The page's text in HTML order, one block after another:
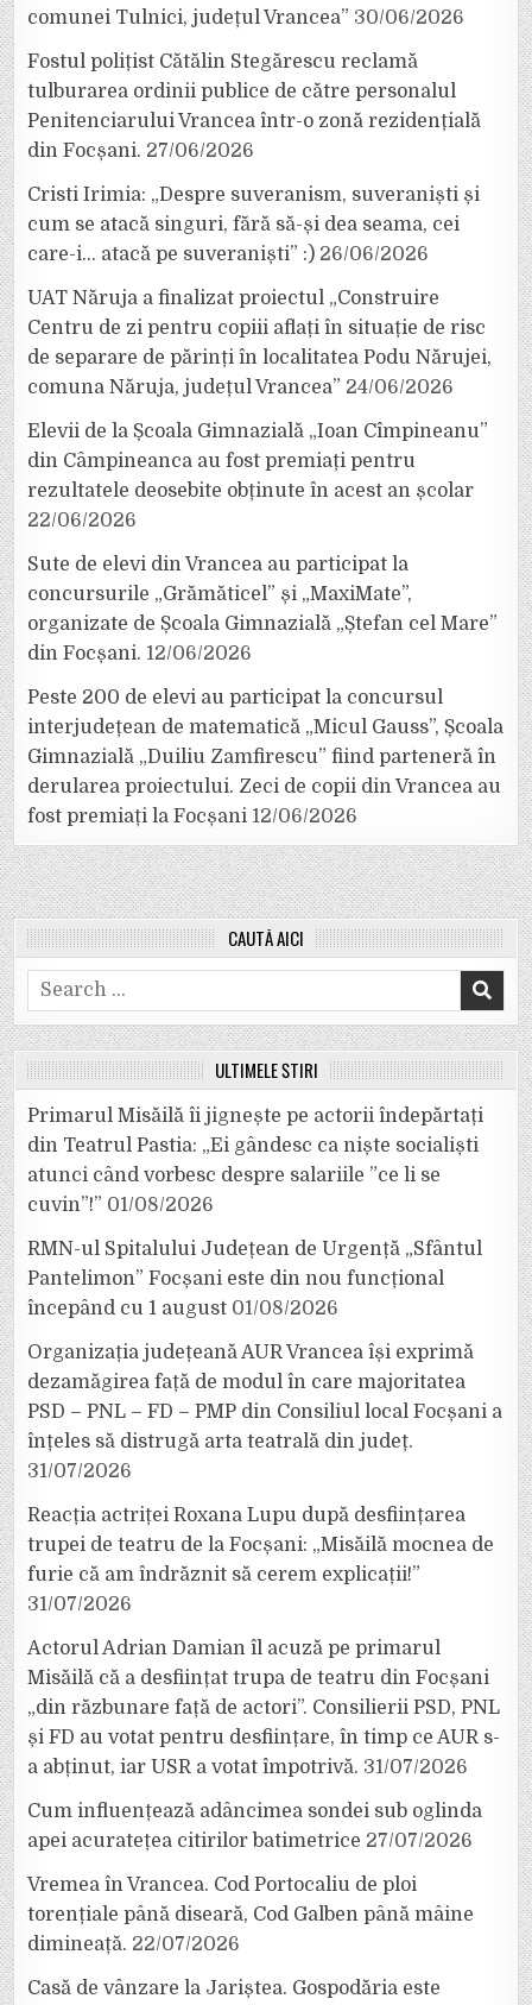
comunei Tulnici, județul Vrancea” 30/06/2026
Fostul polițist Cătălin Stegărescu reclamă
tulburarea ordinii publice de către personalul
Penitenciarului Vrancea într-o zonă rezidențială
din Focșani. 27/06/2026
Cristi Irimia: „Despre suveranism, suveraniști și
cum se atacă singuri, fără să-și dea seama, cei
care-i… atacă pe suveraniști” :) 26/06/2026
UAT Năruja a finalizat proiectul „Construire
Centru de zi pentru copiii aflați în situație de risc
de separare de părinți în localitatea Podu Nărujei,
comuna Năruja, județul Vrancea” 24/06/2026
Elevii de la Școala Gimnazială „Ioan Cîmpineanu”
din Câmpineanca au fost premiați pentru
rezultatele deosebite obținute în acest an școlar
22/06/2026
Sute de elevi din Vrancea au participat la
concursurile „Grămăticel” și „MaxiMate”,
organizate de Școala Gimnazială „Ștefan cel Mare”
din Focșani. 12/06/2026
Peste 200 de elevi au participat la concursul
interjudețean de matematică „Micul Gauss”, Școala
Gimnazială „Duiliu Zamfirescu” fiind parteneră în
derularea proiectului. Zeci de copii din Vrancea au
fost premiați la Focșani 12/06/2026
CAUTĂ AICI
Search
for:
ULTIMELE ȘTIRI
Primarul Misăilă îi jignește pe actorii îndepărtați
din Teatrul Pastia: „Ei gândesc ca niște socialiști
atunci când vorbesc despre salariile ”ce li se
cuvin”!” 01/08/2026
RMN-ul Spitalului Județean de Urgență „Sfântul
Pantelimon” Focșani este din nou funcțional
începând cu 1 august 01/08/2026
Organizația județeană AUR Vrancea își exprimă
dezamăgirea față de modul în care majoritatea
PSD – PNL – FD – PMP din Consiliul local Focșani a
înțeles să distrugă arta teatrală din județ.
31/07/2026
Reacția actriței Roxana Lupu după desființarea
trupei de teatru de la Focșani: „Misăilă mocnea de
furie că am îndrăznit să cerem explicații!”
31/07/2026
Actorul Adrian Damian îl acuză pe primarul
Misăilă că a desființat trupa de teatru din Focșani
„din răzbunare față de actori”. Consilierii PSD, PNL
și FD au votat pentru desființare, în timp ce AUR s-
a abținut, iar USR a votat împotrivă. 31/07/2026
Cum influențează adâncimea sondei sub oglinda
apei acuratețea citirilor batimetrice 27/07/2026
Vremea în Vrancea. Cod Portocaliu de ploi
torențiale până diseară, Cod Galben până mâine
dimineață. 22/07/2026
Casă de vânzare la Jariștea. Gospodăria este